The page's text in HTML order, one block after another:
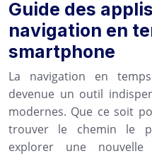
Guide des
navigation en
smartphone
La navigation en
devenue un outil
modernes. Que ce soit
trouver le chemin le
explorer une